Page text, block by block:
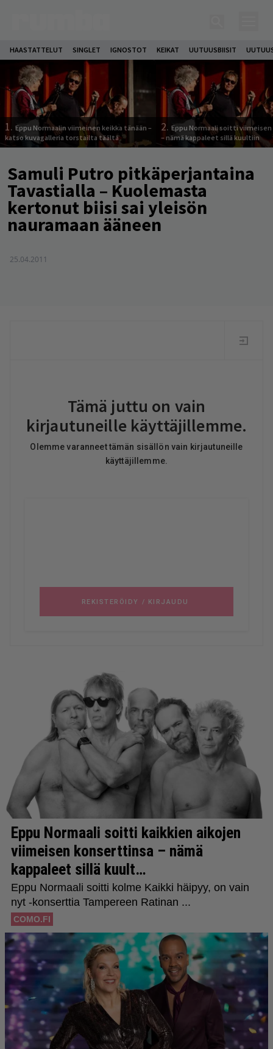
HAASTATTELUT SINGLET IGNOSTOT KEIKAT UUTUUSBIISIT
1. Eppu Normaalin viimeinen keikka tänään –
katso kuvagalleria torstailta täältä
2. Eppu Normaali soitti viimeisen
– nämä kappaleet sillä kuultiin
Samuli Putro pitkäperjantaina
Tavastialla – Kuolemasta
kertonut biisi sai yleisön
nauramaan ääneen
25.04.2011